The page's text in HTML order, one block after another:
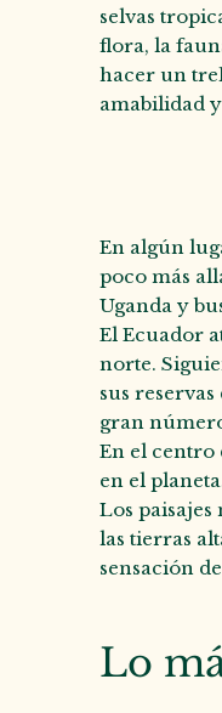
selvas
flora, la
hacer un
amabilidad
En algún
poco más
Uganda y
El Ecuador
norte.
sus
gran
En el centro
en el
Los
las tierras
sensación
Lo